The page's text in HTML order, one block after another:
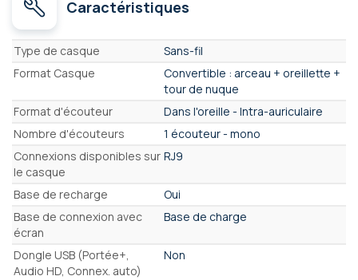
Caractéristiques
Caractéristiques
Type de casque
Sans-fil
Format Casque
Convertible : arceau + oreillette +
tour de nuque
Format d'écouteur
Dans l'oreille - Intra-auriculaire
Nombre d'écouteurs
1 écouteur - mono
Connexions disponibles sur
le casque
RJ9
Base de recharge
Oui
Base de connexion avec
écran
Base de charge
Dongle USB (Portée+,
Audio HD, Connex. auto)
Non